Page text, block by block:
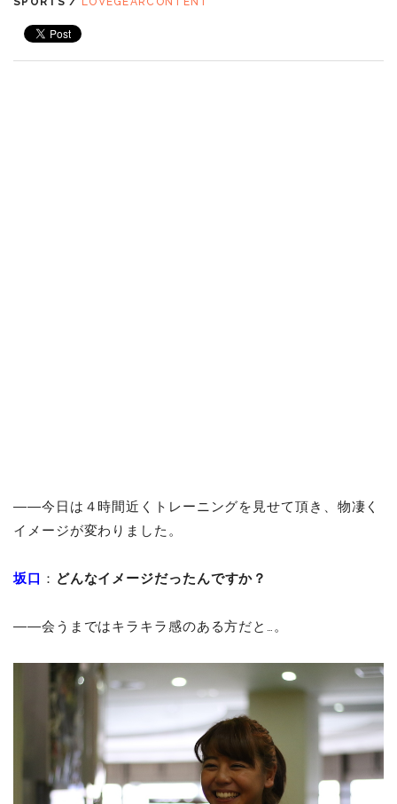
――今日は４時間近くトレーニングを見せて頂き、物凄く
イメージが変わりました。
坂口 ： どんなイメージだったんですか？
――会うまではキラキラ感のある方だと…。